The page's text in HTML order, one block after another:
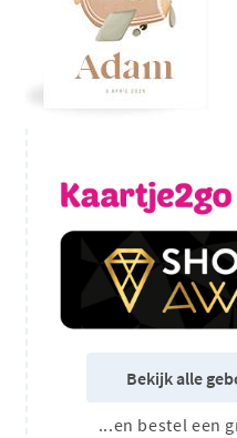
Bekijk alle
...en bestel een